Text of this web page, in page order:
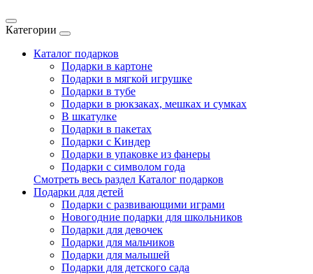
Категории
Каталог подарков
Подарки в картоне
Подарки в мягкой игрушке
Подарки в тубе
Подарки в рюкзаках, мешках и сумках
В шкатулке
Подарки в пакетах
Подарки с Киндер
Подарки в упаковке из фанеры
Подарки с символом года
Смотреть весь раздел Каталог подарков
Подарки для детей
Подарки с развивающими играми
Новогодние подарки для школьников
Подарки для девочек
Подарки для мальчиков
Подарки для малышей
Подарки для детского сада